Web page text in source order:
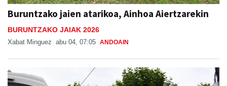
Buruntzako jaien atarikoa, Ainhoa Aiertzarekin
BURUNTZAKO JAIAK 2026
Xabat Minguez abu 04, 07:05 ANDOAIN